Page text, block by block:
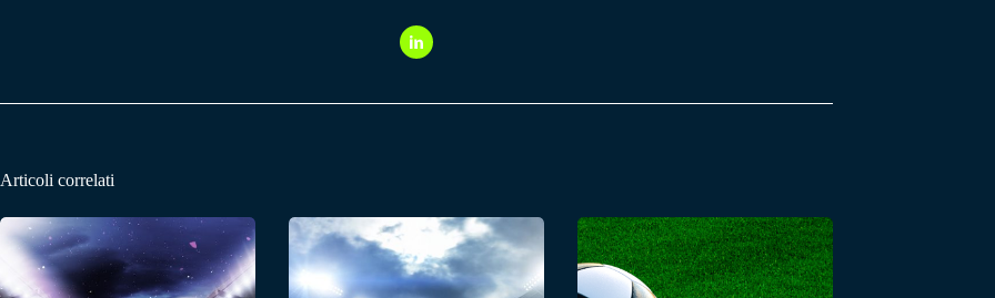
Articoli correlati